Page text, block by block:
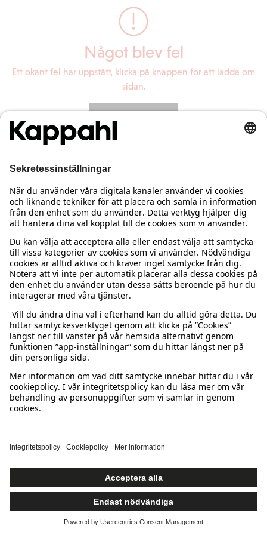
Något blev fel
Ett okänt fel har uppstått, klicka på knappen för att ladda om
sidan.